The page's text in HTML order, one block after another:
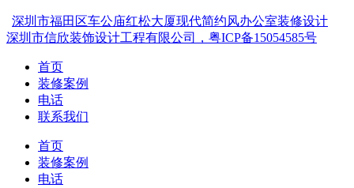
深圳市福田区车公庙红松大厦现代简约风办公室装修设计
深圳市信欣装饰设计工程有限公司，粤ICP备15054585号
首页
装修案例
电话
联系我们
首页
装修案例
电话